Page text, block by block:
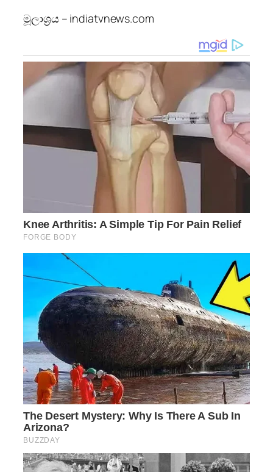
මූලාශ්‍රය – indiatvnews.com